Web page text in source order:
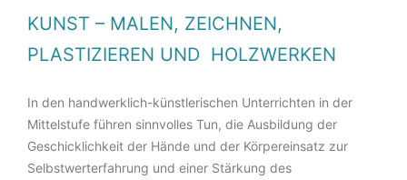
KUNST – MALEN, ZEICHNEN,
PLASTIZIEREN UND HOLZWERKEN
In den handwerklich-künstlerischen Unterrichten in der
Mittelstufe führen sinnvolles Tun, die Ausbildung der
Geschicklichkeit der Hände und der Körpereinsatz zur
Selbstwerterfahrung und einer Stärkung des